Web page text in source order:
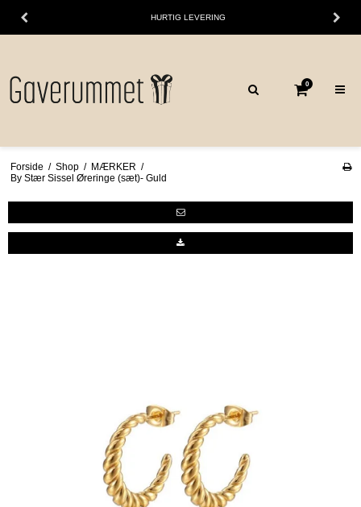
HURTIG LEVERING
0
Forside / Shop / MÆRKER /
By Stær Sissel Øreringe (sæt)- Guld